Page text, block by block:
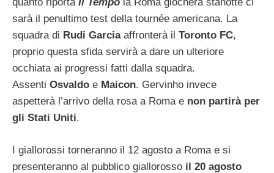
quanto riporta Il Tempo la Roma giocherà stanotte ci
sarà il penultimo test della tournée americana. La
squadra di Rudi Garciaaffronterà il Toronto FC,
proprio questa sfida servirà a dare un ulteriore
occhiata ai progressi fatti dalla squadra.
Assenti Osvaldo e Maicon. Gervinho invece
aspetterà l’arrivo della rosa a Roma e non partirà per
gli Stati Uniti.
I giallorossi torneranno il 12 agosto a Roma e si
presenteranno al pubblico giallorosso il 20 agosto